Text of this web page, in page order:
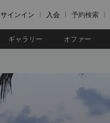
サインイン 入会 予約検索
ギャラリー オファー